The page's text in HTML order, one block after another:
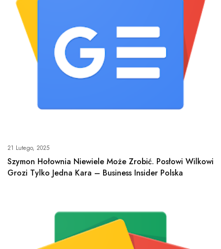
21 Lutego, 2025
Szymon Hołownia Niewiele Może Zrobić. Posłowi Wilkowi
Grozi Tylko Jedna Kara – Business Insider Polska